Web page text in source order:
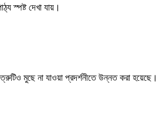
স্পষ্ট দেখা যায়।
মুছে না যাওয়া প্রদর্শনীতে উন্নত করা হয়েছে।